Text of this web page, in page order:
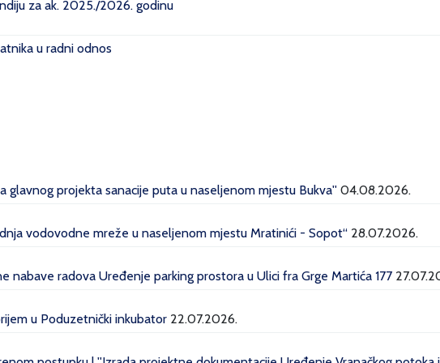
za ak. 2025./2026. godinu
u radni odnos
projekta sanacije puta u naseljenom mjestu Bukva'' 04.08.2026.
vodovodne mreže u naseljenom mjestu Mratinići - Sopot“ 28.07.2026.
nabave radova Uređenje parking prostora u Ulici fra Grge Martića 177
u Poduzetnički inkubator 22.07.2026.